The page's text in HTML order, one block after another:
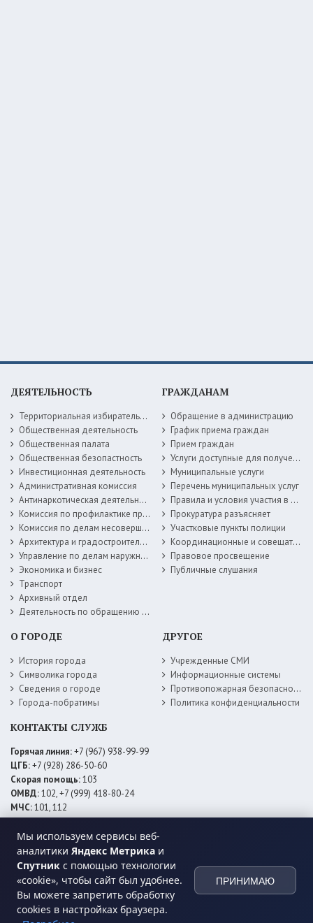
Мы используем сервисы веб-
аналитики Яндекс Метрика и
Спутник с помощью технологии
«cookie», чтобы сайт был удобнее.
Вы можете запретить обработку
cookies в настройках браузера.
ПРИНИМАЮ
ДЕЯТЕЛЬНОСТЬ
Территориальная избирательная комиссия
Общественная деятельность
Общественная палата
Общественная безопастность
Инвестиционная деятельность
Административная комиссия
Антинаркотическая деятельность
Комиссия по профилактике правонарушений
Комиссия по делам несовершеннолетних
Архитектура и градостроительство
Управление по делам наружной рекламы
Экономика и бизнес
Транспорт
Архивный отдел
Деятельность по обращению с животными без владельцев
ГРАЖДАНАМ
Обращение в администрацию
График приема граждан
Прием граждан
Услуги доступные для получения в электронной форме
Муниципальные услуги
Перечень муниципальных услуг
Правила и условия участия в жилищных программах
Прокуратура разъясняет
Участковые пункты полиции
Координационные и совещательные органы
Правовое просвещение
Публичные слушания
О ГОРОДЕ
История города
Символика города
Сведения о городе
Города-побратимы
ДРУГОЕ
Учрежденные СМИ
Информационные системы
Противопожарная безопасность
Политика конфиденциальности
КОНТАКТЫ СЛУЖБ
Горячая линия:+7 (967) 938-99-99
ЦГБ:+7 (928) 286-50-60
Скорая помощь:103
ОМВД:102, +7 (999) 418-80-24
МЧС:101, 112
ЕДДС:+7 (928) 576-09-83
Электросети:+7 (800) 220-02-20
Даггаз:+7 (928) 980-64-04
Горводоснаб: +7 (928) 559-59-74
Теплоснаб: +7 (928) 873-27-09
МФЦ:+7 (938) 777-82-44